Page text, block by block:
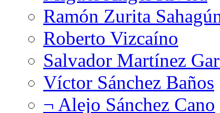
Ramón Zurita
Roberto Vizcaíno
Salvador Martínez
Víctor Sánchez Baños
¬ Alejo Sánchez Cano